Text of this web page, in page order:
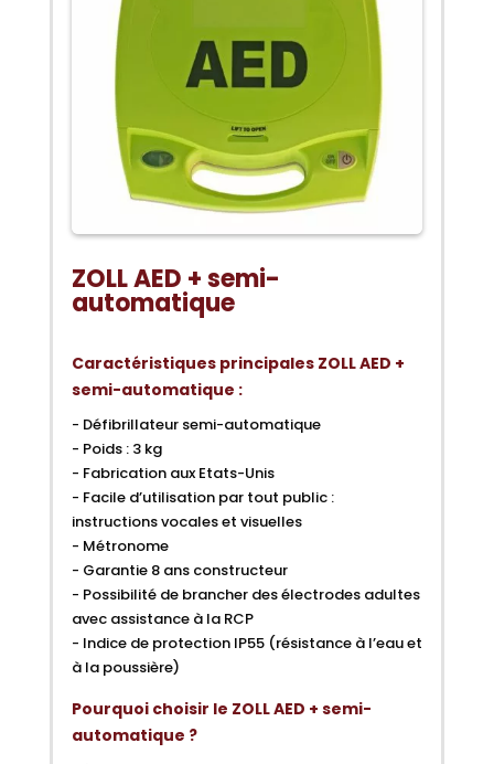
ZOLL AED + semi-
automatique
Caractéristiques principales ZOLL AED +
semi-automatique :
- Défibrillateur semi-automatique
- Poids : 3 kg
- Fabrication aux Etats-Unis
- Facile d’utilisation par tout public :
instructions vocales et visuelles
- Métronome
- Garantie 8 ans constructeur
- Possibilité de brancher des électrodes adultes
avec assistance à la RCP
- Indice de protection IP55 (résistance à l’eau et
à la poussière)
Pourquoi choisir le ZOLL AED + semi-
automatique ?